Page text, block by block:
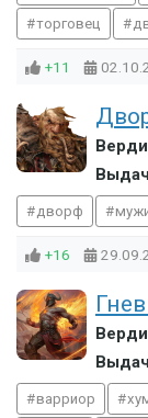
торговец
+11
дворф
+16
варриор